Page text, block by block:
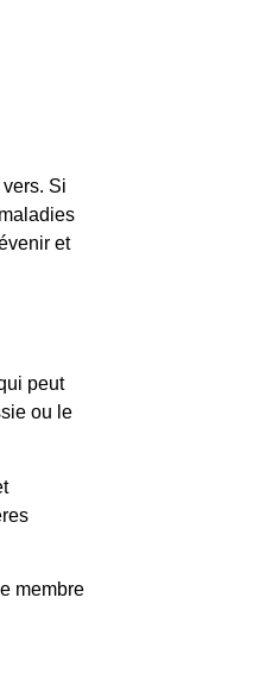
Si
et
peut
ou le
membre